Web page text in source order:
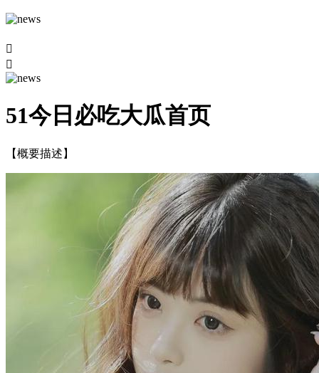


51今日必吃大瓜首页
【概要描述】